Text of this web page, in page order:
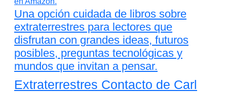
Una opción cuidada de libros sobre
extraterrestres para lectores que
disfrutan con grandes ideas, futuros
posibles, preguntas tecnológicas y
mundos que invitan a pensar.
Extraterrestres Contacto de Carl